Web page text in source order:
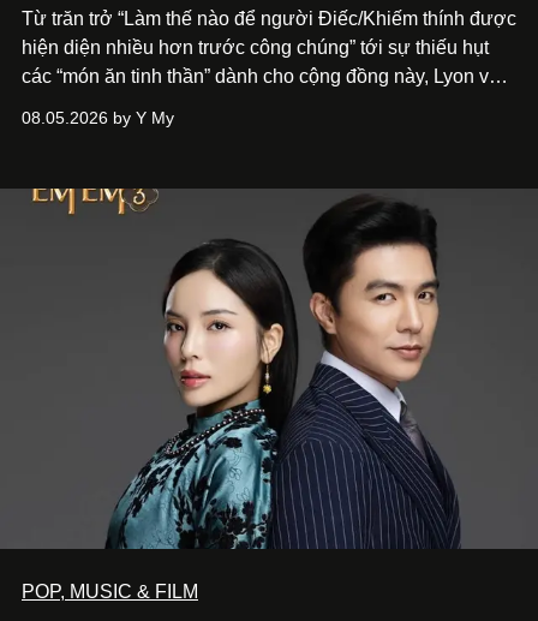
Từ trăn trở “Làm thế nào để người Điếc/Khiếm thính được
hiện diện nhiều hơn trước công chúng” tới sự thiếu hụt
các “món ăn tinh thần” dành cho cộng đồng này, Lyon và
phẩm múa đương đại thành hiện thực, mang tên Lắng
08.05.2026 by Y My
POP, MUSIC & FILM